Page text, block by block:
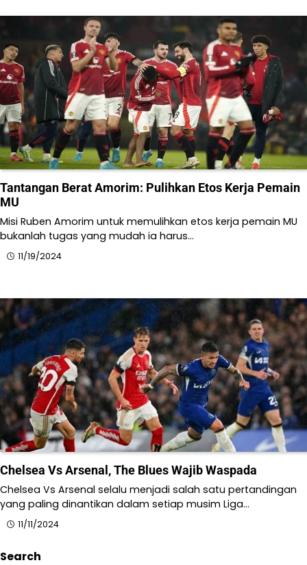
Tantangan Berat Amorim: Pulihkan Etos Kerja Pemain
MU
​Misi Ruben Amorim untuk memulihkan etos kerja pemain MU
bukanlah tugas yang mudah ia harus…
11/19/2024
Chelsea Vs Arsenal, The Blues Wajib Waspada
Chelsea Vs Arsenal selalu menjadi salah satu pertandingan
yang paling dinantikan dalam setiap musim Liga…
11/11/2024
Search